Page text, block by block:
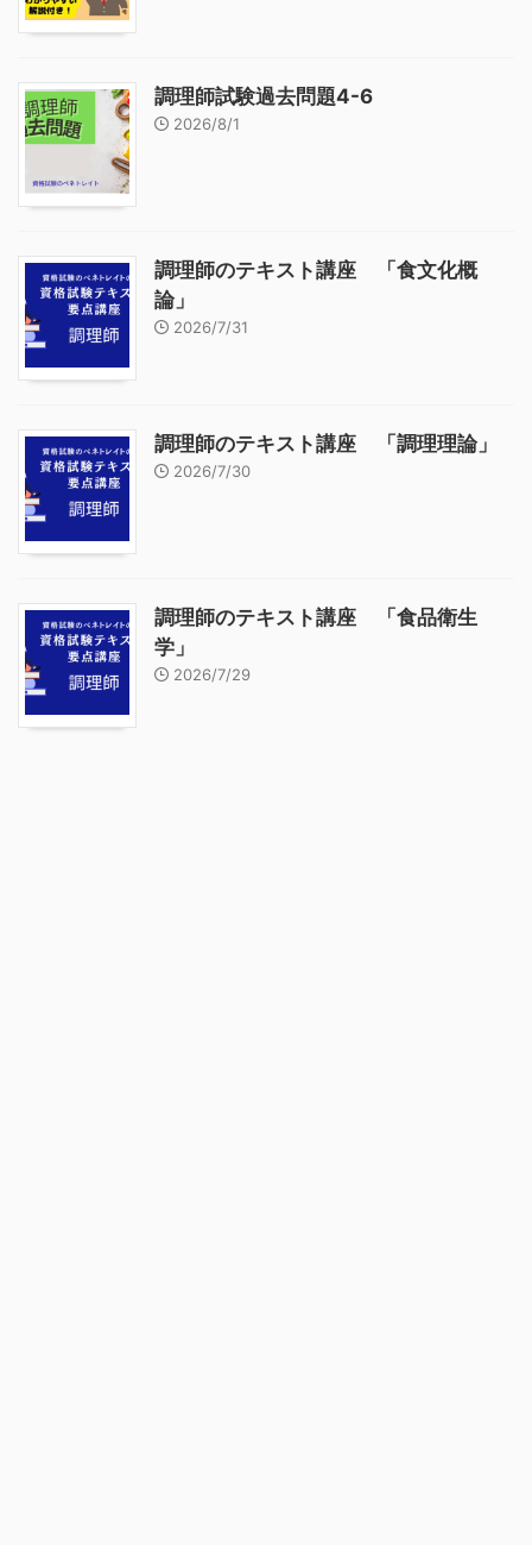
調理師試験過去問題4-6
2026/8/1
調理師のテキスト講座 「食文化概
論」
2026/7/31
調理師のテキスト講座 「調理理論」
2026/7/30
調理師のテキスト講座 「食品衛生
学」
2026/7/29